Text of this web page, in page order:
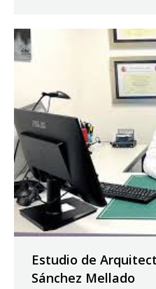
Estudio de
Sánchez Mellado